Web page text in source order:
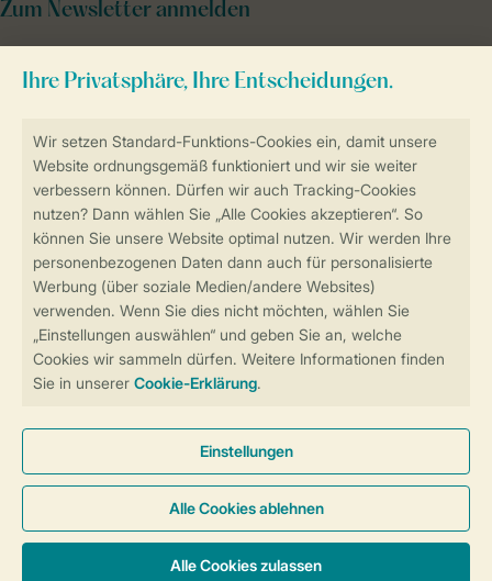
Sicherstellung Deiner Privatsphäre
Sicher und schnell zur Online-Buchung
Sichere Datenübertragung
Sicheres Bezahlen
Zum Newsletter anmelden
Cookies und Banner
Barrierefreiheit
© 2026 Landal GreenParks GmbH